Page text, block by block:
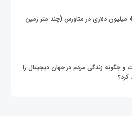
خرید زمین 4.3 میلیون دلاری در متاورس (چند متر زمین
چگونه زندگی مردم در جهان دیجیتال را